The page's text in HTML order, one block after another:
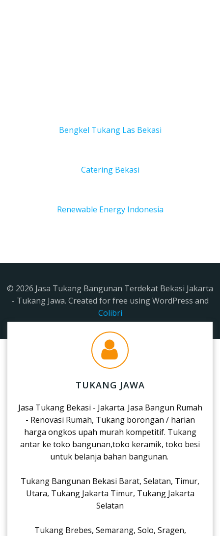
Bengkel Tukang Las Bekasi
Catering Bekasi
Renewable Energy Indonesia
© 2026 Jasa Tukang Bangunan Terdekat Bekasi Jakarta
- Tukang Jawa. Created for free using WordPress and
Colibri
TUKANG JAWA
Jasa Tukang Bekasi - Jakarta. Jasa Bangun Rumah
- Renovasi Rumah, Tukang borongan / harian
harga ongkos upah murah kompetitif. Tukang
antar ke toko bangunan,toko keramik, toko besi
untuk belanja bahan bangunan.
Tukang Bangunan Bekasi Barat, Selatan, Timur,
Utara, Tukang Jakarta Timur, Tukang Jakarta
Selatan
Tukang Brebes, Semarang, Solo, Sragen,